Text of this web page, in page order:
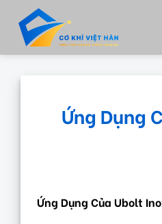
content
Ứng Dụng
Ứng Dụng Của Ubolt